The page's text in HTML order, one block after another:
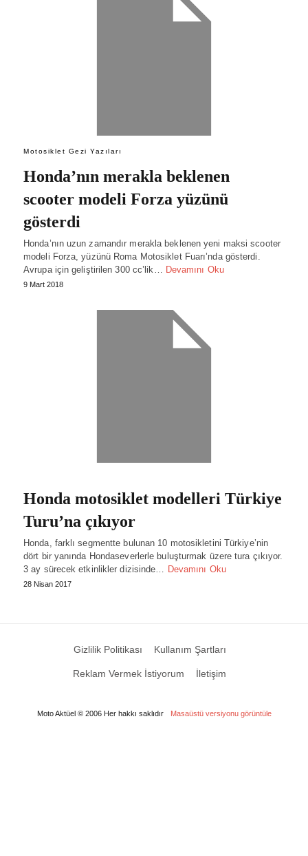
Motosiklet Gezi Yazıları
Honda’nın merakla beklenen
scooter modeli Forza yüzünü
gösterdi
Honda’nın uzun zamandır merakla beklenen yeni maksi scooter
modeli Forza, yüzünü Roma Motosiklet Fuarı’nda gösterdi.
Avrupa için geliştirilen 300 cc’lik… Devamını Oku
9 Mart 2018
Honda motosiklet modelleri Türkiye
Turu’na çıkıyor
Honda, farklı segmentte bulunan 10 motosikletini Türkiye’nin
dört bir yanında Hondaseverlerle buluşturmak üzere tura çıkıyor.
3 ay sürecek etkinlikler dizisinde… Devamını Oku
28 Nisan 2017
Gizlilik Politikası Kullanım Şartları
Reklam Vermek İstiyorum İletişim
Moto Aktüel © 2006 Her hakkı saklıdır Masaüstü versiyonu görüntüle